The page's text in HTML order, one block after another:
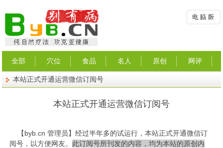
全部 穴位 食品 名人 原创 网评
本站正式开通运营微信订阅号
本站正式开通运营微信订阅号
【byb.cn 管理员】经过半年多的试运行，本站正式开通微信订
阅号，以方便网友。 此订阅号所刊发的内容，均为本站的原创内